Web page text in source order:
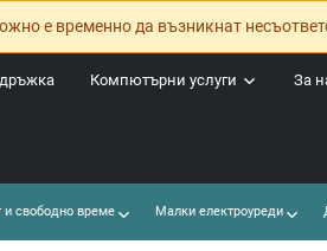
е временно да възникнат
За
Компютърни услуги
и свободно време Малки електроуреди